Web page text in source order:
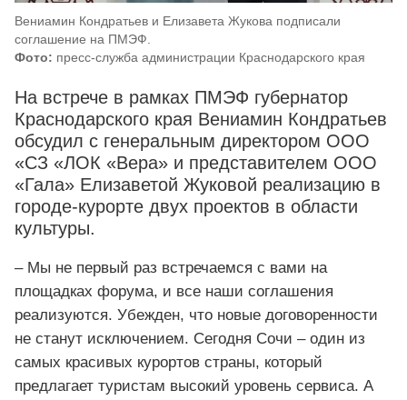
Вениамин Кондратьев и Елизавета Жукова подписали
соглашение на ПМЭФ.
Фото: пресс-служба администрации Краснодарского края
На встрече в рамках ПМЭФ губернатор
Краснодарского края Вениамин Кондратьев
обсудил с генеральным директором ООО
«СЗ «ЛОК «Вера» и представителем ООО
«Гала» Елизаветой Жуковой реализацию в
городе-курорте двух проектов в области
культуры.
– Мы не первый раз встречаемся с вами на
площадках форума, и все наши соглашения
реализуются. Убежден, что новые договоренности
не станут исключением. Сегодня Сочи – один из
самых красивых курортов страны, который
предлагает туристам высокий уровень сервиса. А